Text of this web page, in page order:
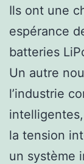
Ils ont une
espérance
batteries
Un autre
l’industrie
la tension
un système